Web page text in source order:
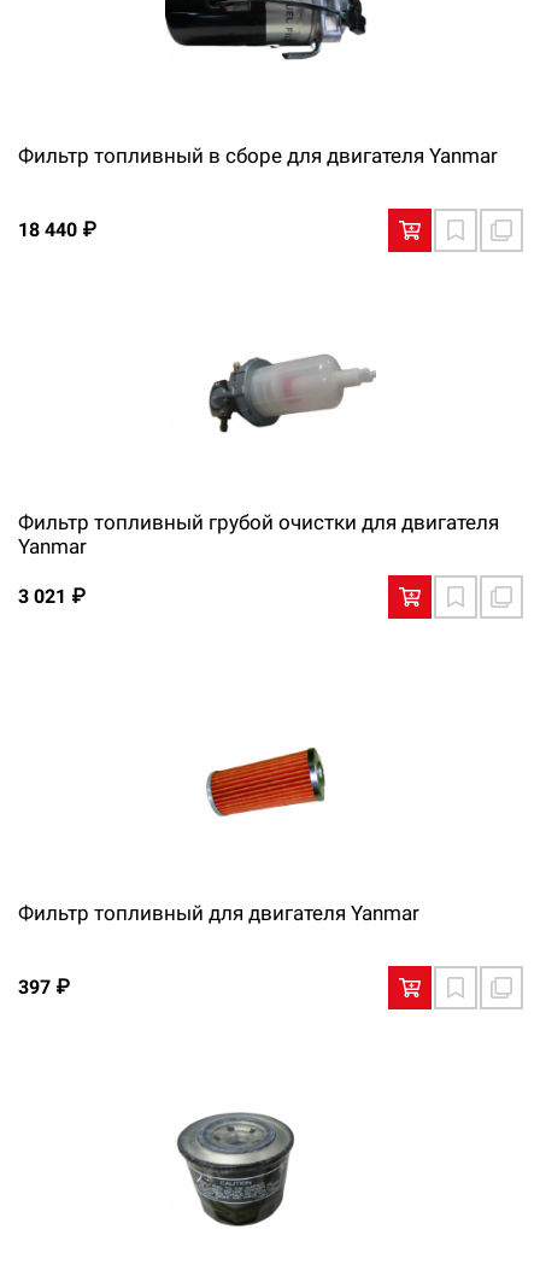
Фильтр топливный в сборе для двигателя Yanmar
18 440 ₽
Фильтр топливный грубой очистки для двигателя
Yanmar
3 021 ₽
Фильтр топливный для двигателя Yanmar
397 ₽